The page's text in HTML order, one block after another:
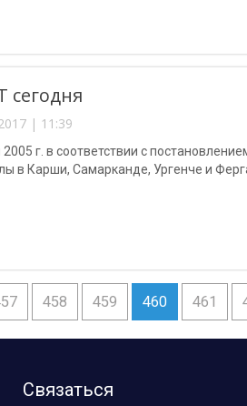
сегодня
| 11:39
г. в соответствии с
в Карши, Самарканде, Ургенче и
458 459 460 461
Связаться